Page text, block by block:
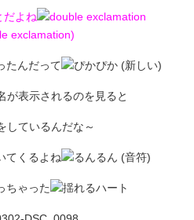
だよね
)
たんだって
が表示されるのを見ると
しているんだな～
てくるよね
ちゃった